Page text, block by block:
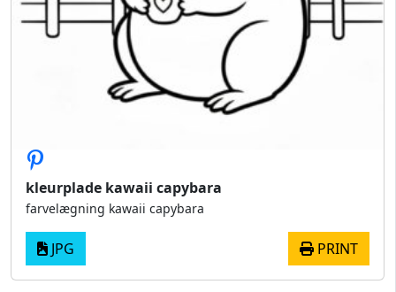
kleurplade kawaii capybara
farvelægning kawaii capybara​
JPG PRINT